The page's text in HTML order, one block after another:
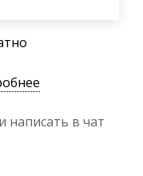
в чат